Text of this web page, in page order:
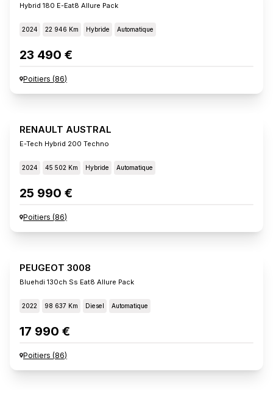
Hybrid 180 E-Eat8 Allure Pack
2024 22 946 Km Hybride Automatique
23 490 €
Poitiers (86)
RENAULT AUSTRAL
E-Tech Hybrid 200 Techno
2024 45 502 Km Hybride Automatique
25 990 €
Poitiers (86)
PEUGEOT 3008
Bluehdi 130ch Ss Eat8 Allure Pack
2022 98 637 Km Diesel Automatique
17 990 €
Poitiers (86)